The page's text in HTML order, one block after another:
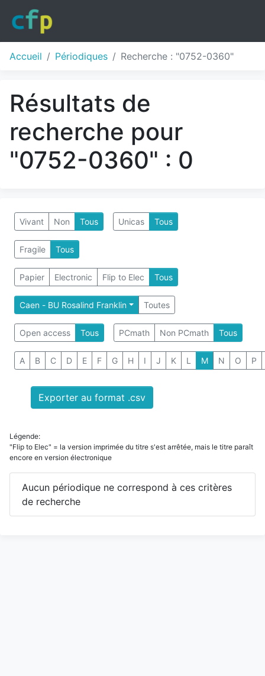
Accueil Périodiques Recherche : "0752-0360"
Résultats de
recherche pour
"0752-0360" : 0
Vivant Non Tous Unicas Tous
Fragile Tous
Papier Electronic Flip to Elec Tous
Caen - BU Rosalind Franklin Toutes
Open access Tous PCmath Non PCmath Tous
A B C D E F G H I J K L M N O P
Exporter au format .csv
Légende:
"Flip to Elec" = la version imprimée du titre s'est arrêtée, mais le titre paraît
encore en version électronique
Aucun périodique ne correspond à ces critères
de recherche